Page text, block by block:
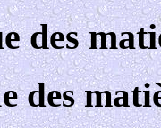
des
des